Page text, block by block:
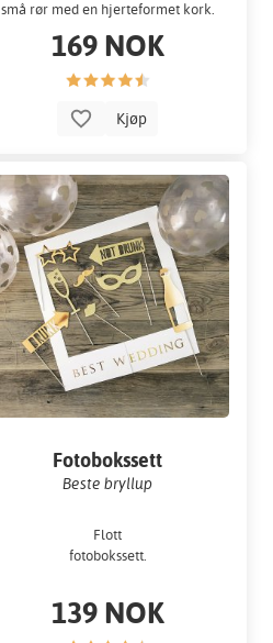
små rør med en hjerteformet kork.
169 NOK
Kjøp
Fotobokssett
Beste bryllup
Flott
fotobokssett.
139 NOK